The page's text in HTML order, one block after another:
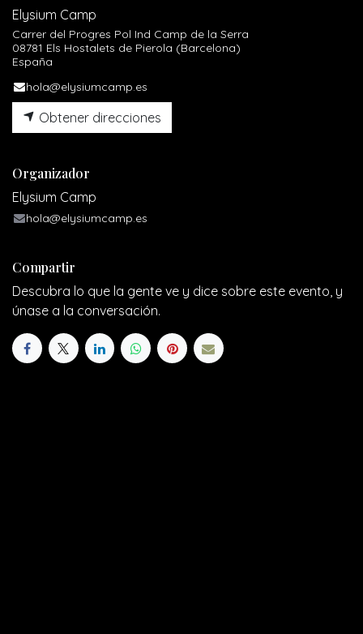
Elysium Camp
Carrer del Progres Pol Ind Camp de la Serra
08781 Els Hostalets de Pierola (Barcelona)
España
hola@elysiumcamp.es
Obtener direcciones
Organizador
Elysium Camp
hola@elysiumcamp.es
Compartir
Descubra lo que la gente ve y dice sobre este evento, y
únase a la conversación.